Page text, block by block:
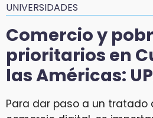
UNIVERSIDADES
Comercio y
prioritarios en
las Américas:
Para dar paso a un tratado